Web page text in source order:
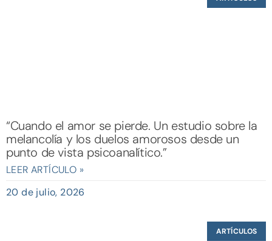
“Cuando el amor se pierde. Un estudio sobre la
melancolía y los duelos amorosos desde un
punto de vista psicoanalítico.”
LEER ARTÍCULO »
20 de julio, 2026
ARTÍCULOS